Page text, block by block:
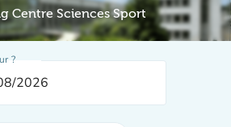
Centre Sciences Sport
?